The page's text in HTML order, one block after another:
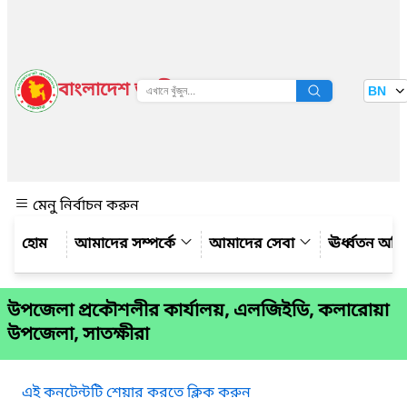
বাংলাদেশ জাতীয় তথ্য বাতায়ন BN
মেনু নির্বাচন করুন
আমাদের সম্পর্কে
আমাদের সেবা ঊর্ধ্বতন
উপজেলা প্রকৌশলীর কার্যালয়, এলজিইডি, কলারোয়া
উপজেলা, সাতক্ষীরা
এই কনটেন্টটি শেয়ার করতে ক্লিক করুন